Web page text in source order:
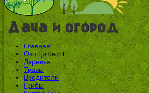
Главная
Овощи 0ac4ff
Деревья
Травы
Вредители
Грибы